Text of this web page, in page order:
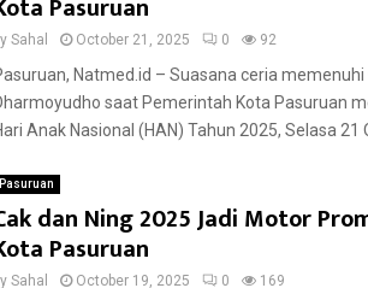
Pasuruan
Sahal October 21, 2025 0 92
Natmed.id – Suasana ceria memenuhi
saat Pemerintah Kota Pasuruan
Anak Nasional (HAN) Tahun 2025, Selasa 21
Pasuruan
dan Ning 2025 Jadi Motor
Pasuruan
Sahal October 19, 2025 0 169